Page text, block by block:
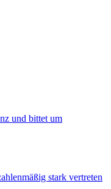
und bittet um
stark vertreten